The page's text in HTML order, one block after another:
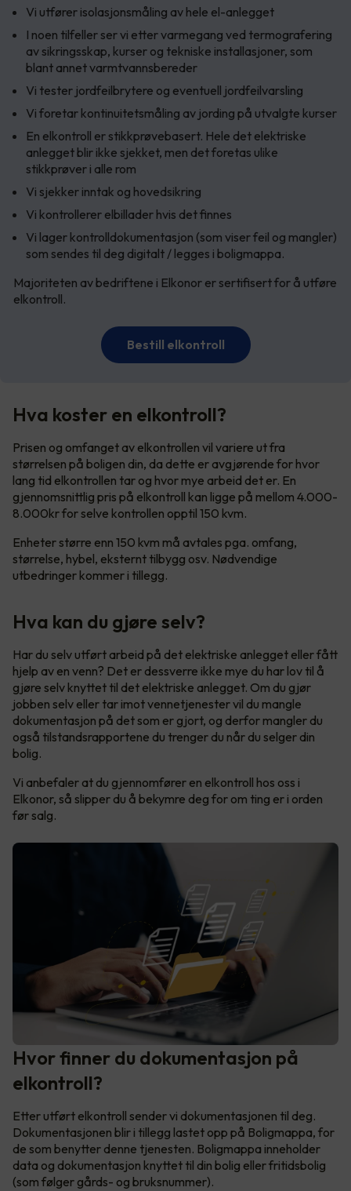
Vi utfører isolasjonsmåling av hele el-anlegget
I noen tilfeller ser vi etter varmegang ved termografering
av sikringsskap, kurser og tekniske installasjoner, som
blant annet varmtvannsbereder
Vi tester jordfeilbrytere og eventuell jordfeilvarsling
Vi foretar kontinuitetsmåling av jording på utvalgte kurser
En elkontroll er stikkprøvebasert. Hele det elektriske
anlegget blir ikke sjekket, men det foretas ulike
stikkprøver i alle rom
Vi sjekker inntak og hovedsikring
Vi kontrollerer elbillader hvis det finnes
Vi lager kontrolldokumentasjon (som viser feil og mangler)
som sendes til deg digitalt / legges i boligmappa.
Majoriteten av bedriftene i Elkonor er sertifisert for å utføre
elkontroll.
Bestill elkontroll
Hva koster en elkontroll?
Prisen og omfanget av elkontrollen vil variere ut fra
størrelsen på boligen din, da dette er avgjørende for hvor
lang tid elkontrollen tar og hvor mye arbeid det er. En
gjennomsnittlig pris på elkontroll kan ligge på mellom 4.000-
8.000kr for selve kontrollen opptil 150 kvm.
Enheter større enn 150 kvm må avtales pga. omfang,
størrelse, hybel, eksternt tilbygg osv. Nødvendige
utbedringer kommer i tillegg.
Hva kan du gjøre selv?
Har du selv utført arbeid på det elektriske anlegget eller fått
hjelp av en venn? Det er dessverre ikke mye du har lov til å
gjøre selv knyttet til det elektriske anlegget. Om du gjør
jobben selv eller tar imot vennetjenester vil du mangle
dokumentasjon på det som er gjort, og derfor mangler du
også tilstandsrapportene du trenger du når du selger din
bolig.
Vi anbefaler at du gjennomfører en elkontroll hos oss i
Elkonor, så slipper du å bekymre deg for om ting er i orden
før salg.
Hvor finner du dokumentasjon på
elkontroll?
Etter utført elkontroll sender vi dokumentasjonen til deg.
Dokumentasjonen blir i tillegg lastet opp på Boligmappa, for
de som benytter denne tjenesten. Boligmappa inneholder
data og dokumentasjon knyttet til din bolig eller fritidsbolig
(som følger gårds- og bruksnummer).